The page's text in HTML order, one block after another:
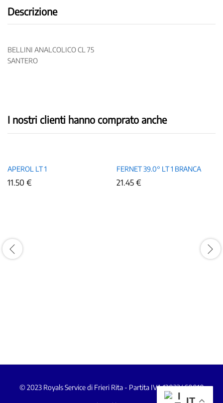
Descrizione
BELLINI ANALCOLICO CL 75
SANTERO
I nostri clienti hanno comprato anche
APEROL LT 1
11.50 €
FERNET 39.0° LT 1 BRANCA
21.45 €
© 2023 Royals Service di Frieri Rita - Partita IVA 12033460010